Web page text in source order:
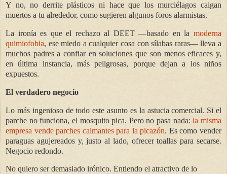
Y no, no derrite plásticos ni hace que los murciélagos caigan
muertos a tu alrededor, como sugieren algunos foros alarmistas.
La ironía es que el rechazo al DEET —basado en la moderna
quimiofobia, ese miedo a cualquier cosa con sílabas raras— lleva a
muchos padres a confiar en soluciones que son menos eficaces y,
en última instancia, más peligrosas, porque dejan a los niños
expuestos.
El verdadero negocio
Lo más ingenioso de todo este asunto es la astucia comercial. Si el
parche no funciona, el mosquito pica. Pero no pasa nada:la misma
empresa vende parches calmantes para la picazón. Es como vender
paraguas agujereados y, justo al lado, ofrecer toallas para secarse.
Negocio redondo.
No quiero ser demasiado irónico. Entiendo el atractivo de lo